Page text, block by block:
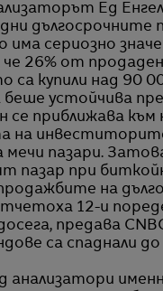
Ед
дни
има сериозно
26% от
купили над 90
беше устойчива
приближава към
на
мечи пазари.
пазар при
на
12-и
предава
са спаднали до
анализатори